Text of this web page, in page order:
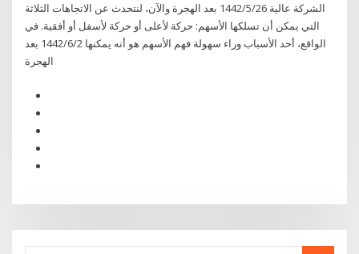
الشركة عالية 26‏‏/5‏‏/1442 بعد الهجرة والآن، لنتحدث عن الاتجاهات الثلاثة
التي يمكن أن تسلكها الأسهم: حركة لأعلى أو حركة لأسفل أو أفقية. في
الواقع، أحد الأسباب وراء سهولة فهم الأسهم هو أنه يمكنها 2‏‏/6‏‏/1442 بعد
الهجرة